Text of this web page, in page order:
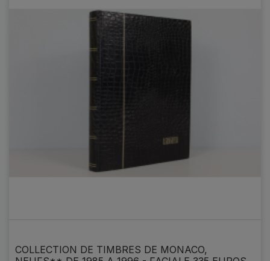
COLLECTION DE TIMBRES DE MONACO,